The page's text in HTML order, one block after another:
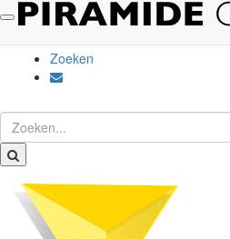
Kies website
Zoeken